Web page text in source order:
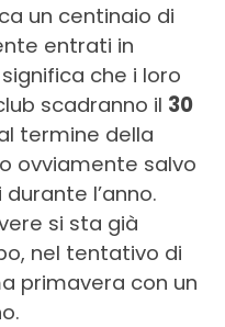
un centinaio di
entrati in
significa che i loro
scadranno il 30
termine della
ovviamente salvo
l’anno.
si sta già
nel tentativo di
primavera con un